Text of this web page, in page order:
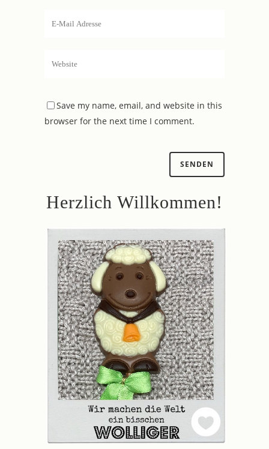
Save my name, email, and website in this
browser for the next time I comment.
Herzlich Willkommen!